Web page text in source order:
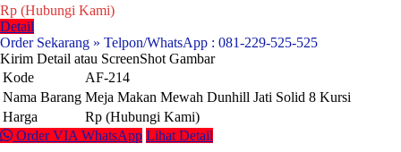
Rp (Hubungi Kami)
Detail
Order Sekarang » Telpon/WhatsApp : 081-229-525-525
Kirim Detail atau ScreenShot Gambar
Kode
AF-214
Nama Barang Meja Makan Mewah Dunhill Jati Solid 8 Kursi
Harga
Rp (Hubungi Kami)
Order VIA WhatsApp Lihat Detail